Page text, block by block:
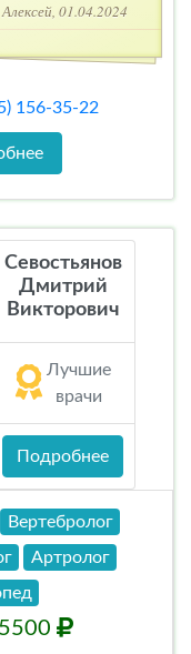
01.04.2024
156-35-22
Севостьянов
Дмитрий
Викторович
Лучшие
врачи
Подробнее
Вертебролог
Артролог
5500